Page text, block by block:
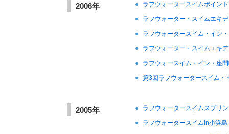
2006年 ● ラフウォータースイムポイン
● ラフウォーター・スイムエキ
● ラフウォータースイム・イン
● ラフウォーター・スイムエキ
● ラフウォースイム・イン・座
● 第3回ラフウォータースイム・
2005年 ● ラフウォータースイムスプリ
● ラフウォータースイムin小浜島